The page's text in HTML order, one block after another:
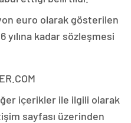
euro olarak gösterilen
yılına kadar sözleşmesi
içerikler ile ilgili olarak
sayfası üzerinden